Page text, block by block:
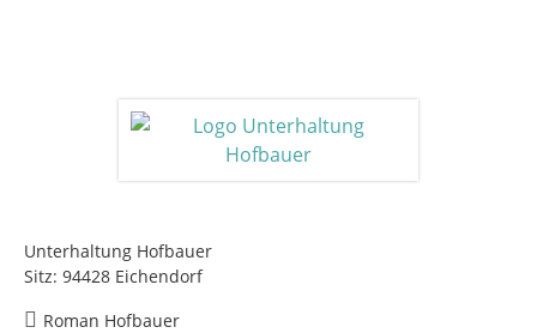
Unterhaltung Hofbauer
Sitz: 94428 Eichendorf
Roman Hofbauer